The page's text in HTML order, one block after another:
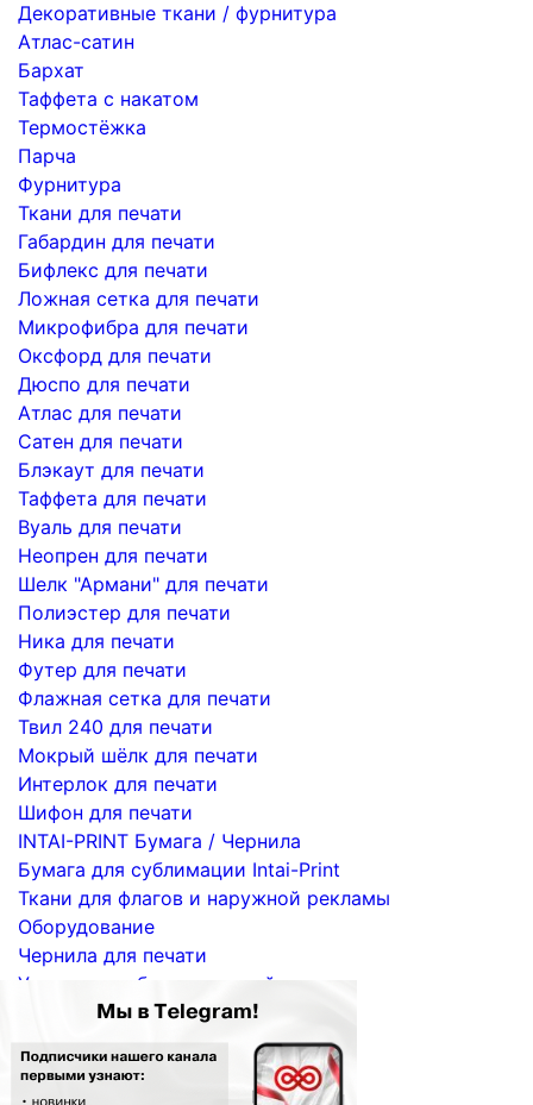
Декоративные ткани / фурнитура
Атлас-сатин
Бархат
Таффета с накатом
Термостёжка
Парча
Фурнитура
Ткани для печати
Габардин для печати
Бифлекс для печати
Ложная сетка для печати
Микрофибра для печати
Оксфорд для печати
Дюспо для печати
Атлас для печати
Сатен для печати
Блэкаут для печати
Таффета для печати
Вуаль для печати
Неопрен для печати
Шелк "Армани" для печати
Полиэстер для печати
Ника для печати
Футер для печати
Флажная сетка для печати
Твил 240 для печати
Мокрый шёлк для печати
Интерлок для печати
Шифон для печати
INTAI-PRINT Бумага / Чернила
Бумага для сублимации Intai-Print
Ткани для флагов и наружной рекламы
Оборудование
Чернила для печати
Услуги по сублимационной печати